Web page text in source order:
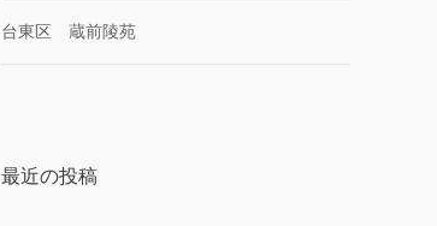
台東区 蔵前陵苑
最近の投稿